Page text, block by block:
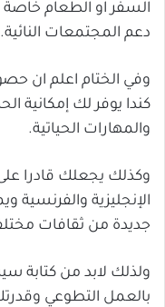
السفر او الطعام خاصة
دعم المجتمعات النائية.
وفي الختام اعلم ان
كندا يوفر لك إمكانية
والمهارات الحياتية.
وكذلك يجعلك قادرا
الإنجليزية
جديدة من ثقافات
ولذلك لابد من كتابة
بالعمل التطوعي